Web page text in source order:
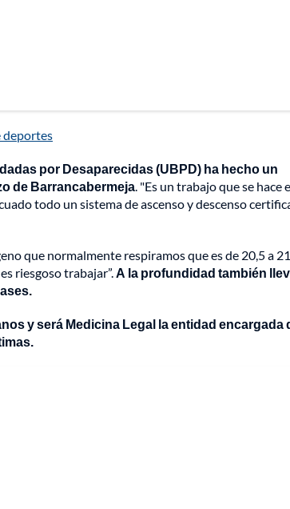
deportes
por Desaparecidas (UBPD) ha hecho un
de Barrancabermeja . "Es un trabajo que se hace
todo un sistema de ascenso y descenso
que normalmente respiramos que es de 20,5 a
riesgoso trabajar”. A la profundidad también
y será Medicina Legal la entidad encargada